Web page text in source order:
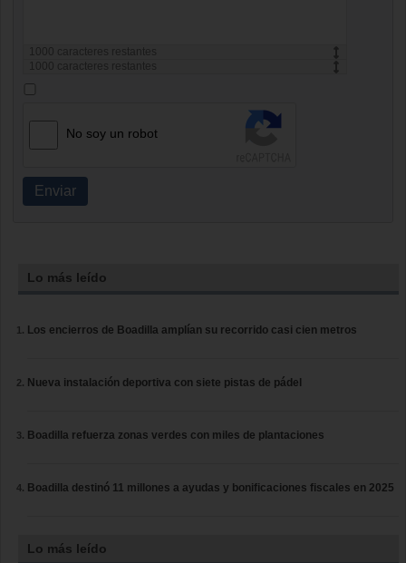
1000
caracteres restantes
1000
caracteres restantes
No soy un robot
Enviar
Lo más leído
Los encierros de Boadilla amplían su recorrido casi cien metros
Nueva instalación deportiva con siete pistas de pádel
Boadilla refuerza zonas verdes con miles de plantaciones
Boadilla destinó 11 millones a ayudas y bonificaciones fiscales en 2025
Lo más leído